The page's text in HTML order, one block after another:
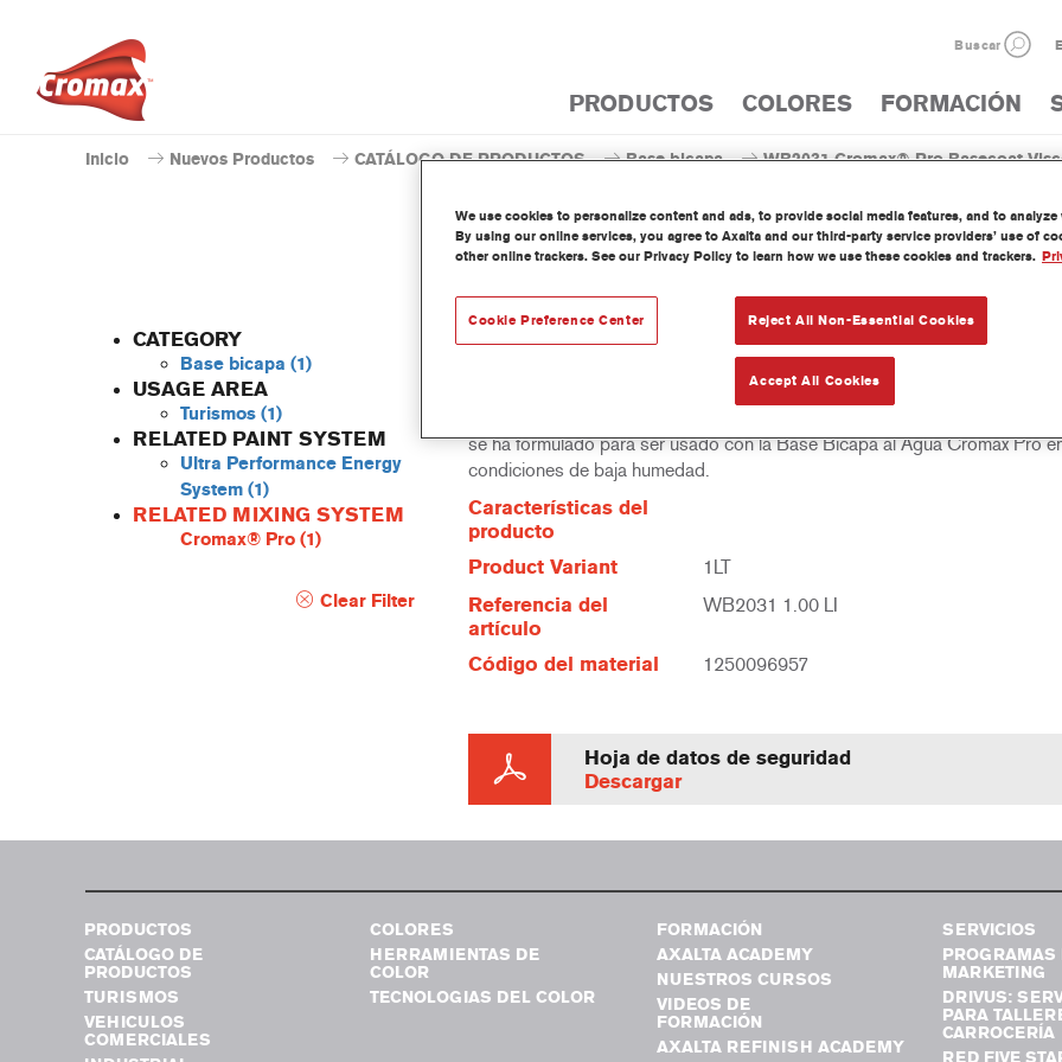
Buscar
PRODUCTOS COLORES FORMACIÓN
Inicio Nuevos Productos CATÁLOGO DE PRODUCTOS Base bicapa WB2031 Cromax® Pro Basecoat
CATEGORY
Base bicapa (1)
USAGE AREA
Turismos (1)
RELATED PAINT SYSTEM
Ultra Performance Energy
System (1)
RELATED MIXING SYSTEM
Cromax® Pro (1)
Clear Filter
WB2031 Cromax® Pro
se ha formulado para ser usado con la Base Bicapa al Agua Cromax Pro
condiciones de baja humedad.
Características del
producto
Product Variant
1LT
Referencia del
artículo
WB2031 1.00 LI
Código del material 1250096957
Hoja de datos de seguridad
Descargar
PRODUCTOS
CATÁLOGO DE
PRODUCTOS
TURISMOS
VEHICULOS
COMERCIALES
COLORES
HERRAMIENTAS DE
COLOR
TECNOLOGIAS DEL COLOR
FORMACIÓN
AXALTA ACADEMY
NUESTROS CURSOS
VIDEOS DE
FORMACIÓN
AXALTA REFINISH ACADEMY
SERVICIOS
PROGRAMAS
MARKETING
DRIVUS:
PARA
CARROCERÍA
We use cookies to personalize content and ads, to provide social media features, and to
By using our online services, you agree to Axalta and our third-party service providers’ use of
other online trackers. See our Privacy Policy to learn how we use these cookies and trackers.
Reject All Non-Essential Cookies
Accept All Cookies
Cookie Preference Center